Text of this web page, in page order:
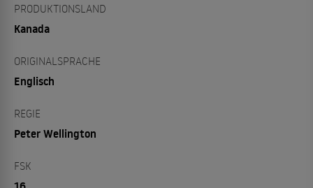
PRODUKTIONSLAND
Kanada
ORIGINALSPRACHE
Englisch
REGIE
Peter Wellington
FSK